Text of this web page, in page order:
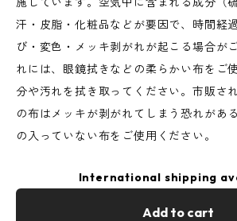
汗・皮脂・化粧品などが要因で、時間経
び・変色・メッキ剥がれが起こる場合が
れには、眼鏡拭きなどの柔らかい布をご
分や汚れを拭き取ってください。市販さ
の布はメッキが剥がれてしまう恐れがあ
の入っていない布をご使用ください。
International shipping
Add to cart